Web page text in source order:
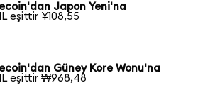
Japon Yeni'na
eşittir ¥108,55
Güney Kore Wonu'na
eşittir ₩968,48